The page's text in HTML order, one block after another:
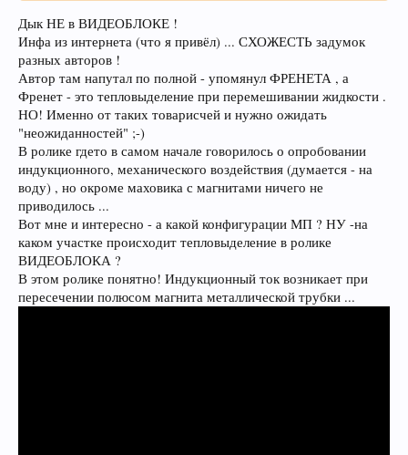
Дык НЕ в ВИДЕОБЛОКЕ !
Инфа из интернета (что я привёл) ... СХОЖЕСТЬ задумок
разных авторов !
Автор там напутал по полной - упомянул ФРЕНЕТА , а
Френет - это тепловыделение при перемешивании жидкости .
НО! Именно от таких товарисчей и нужно ожидать
"неожиданностей" ;-)
В ролике гдето в самом начале говорилось о опробовании
индукционного, механического воздействия (думается - на
воду) , но окроме маховика с магнитами ничего не
приводилось ...
Вот мне и интересно - а какой конфигурации МП ? НУ -на
каком участке происходит тепловыделение в ролике
ВИДЕОБЛОКА ?
В этом ролике понятно! Индукционный ток возникает при
пересечении полюсом магнита металлической трубки ...